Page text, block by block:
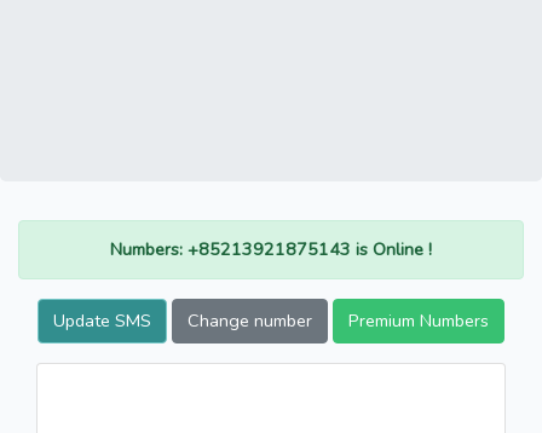
Numbers: +85213921875143 is Online !
Update SMS Change number Premium Numbers